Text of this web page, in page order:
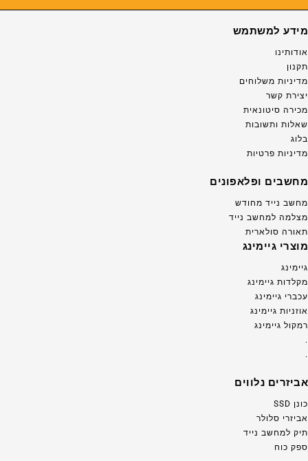
מידע למשתמש
אודותינו
תקנון
מדיניות משלוחים
יצירת קשר
מכירה סיטונאית
שאלות ותשובות
בלוג
מדיניות פרטיות
מחשבים ופלאפונים
מחשב נייד מחודש
מצלמה למחשב נייד
תאורה סולארית
מוצרי גיימינג
גיימינג
מקלדות גיימינג
עכברי גיימינג
אוזניות גיימינג
רמקול גיימינג
.
.
אביזרים נלווים
כונן SSD
אביזרי סלולר
תיק למחשב נייד
ספק כוח